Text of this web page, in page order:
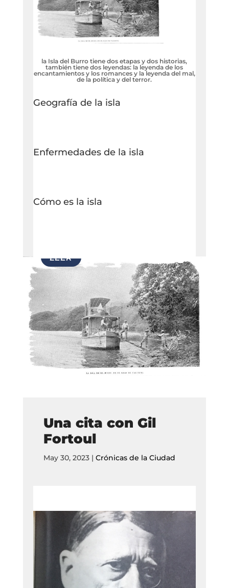
la Isla del Burro tiene dos etapas y dos historias,
también tiene dos leyendas: la leyenda de los
encantamientos y los romances y la leyenda del mal,
de la política y del terror.
Geografía de la isla
Enfermedades de la isla
Cómo es la isla
Una cita con Gil
Fortoul
May 30, 2023| Crónicas de la Ciudad